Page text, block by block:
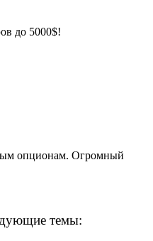
до 5000$!
опционам. Огромный
темы: